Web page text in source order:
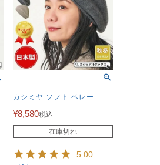
カシミヤ ソフト ベレー
¥8,580税込
在庫切れ
5.00